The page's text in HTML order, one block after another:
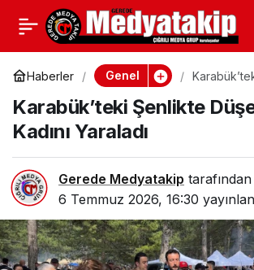
Haberler Genel
Karabük’teki Şenlikte
Kadını Yaraladı
Gerede Medyatakip tarafından
6 Temmuz 2026, 16:30
Kocaeli Gebze’de
Tabanca ve Çok Sayıda
Fişek Ele Geçirildi!